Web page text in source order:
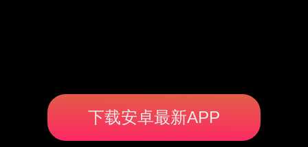
下载安卓最新APP